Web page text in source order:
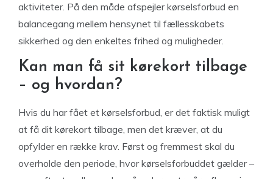
aktiviteter. På den måde afspejler kørselsforbud en
balancegang mellem hensynet til fællesskabets
sikkerhed og den enkeltes frihed og muligheder.
Kan man få sit kørekort tilbage
– og hvordan?
Hvis du har fået et kørselsforbud, er det faktisk muligt
at få dit kørekort tilbage, men det kræver, at du
opfylder en række krav. Først og fremmest skal du
overholde den periode, hvor kørselsforbuddet gælder –